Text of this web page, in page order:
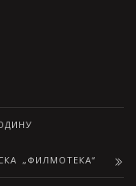
„ФИЛМОТЕКА“